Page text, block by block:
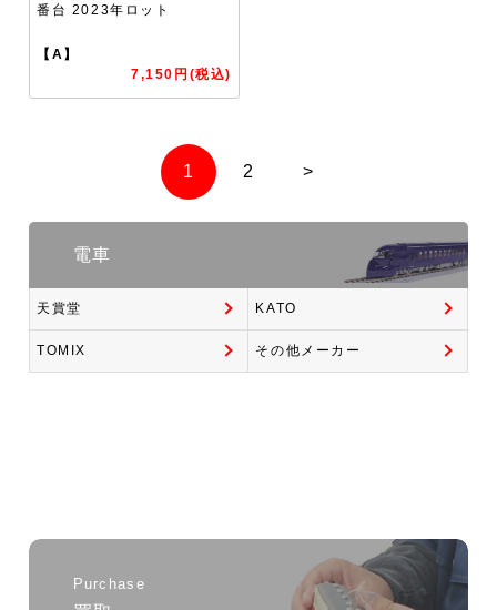
番台 2023年ロット
【A】
7,150円(税込)
1 2 >
電車
天賞堂 KATO
TOMIX その他メーカー
Purchase